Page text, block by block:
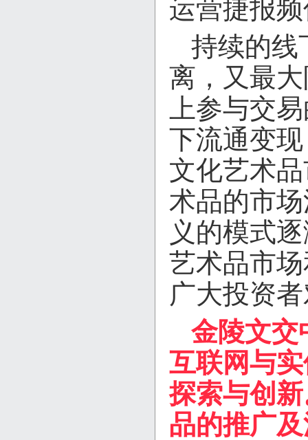
运营捷报
持续的线
离，又最
上参与交
下流通变
文化艺术
术品的市
义的模式
艺术品市
广大投资
金陵文交
互联网与
探索与创
品的推广